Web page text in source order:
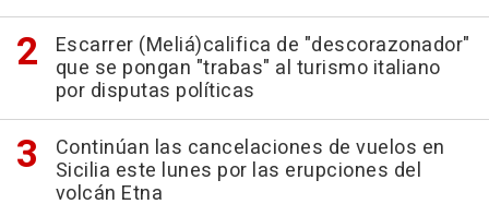
Escarrer (Meliá)califica de "descorazonador"
que se pongan "trabas" al turismo italiano
por disputas políticas
Continúan las cancelaciones de vuelos en
Sicilia este lunes por las erupciones del
volcán Etna